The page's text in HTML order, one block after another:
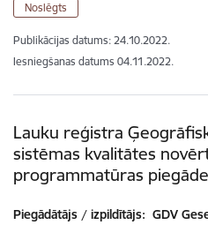
Noslēgts
Publikācijas datums: 24.10.2022.
Iesniegšanas datums 04.11.2022.
Lauku reģistra
sistēmas kvalitātes
programmatūras
Piegādātājs / izpildītājs: GDV